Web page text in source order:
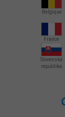
Belgique
France
Slovenská
republika